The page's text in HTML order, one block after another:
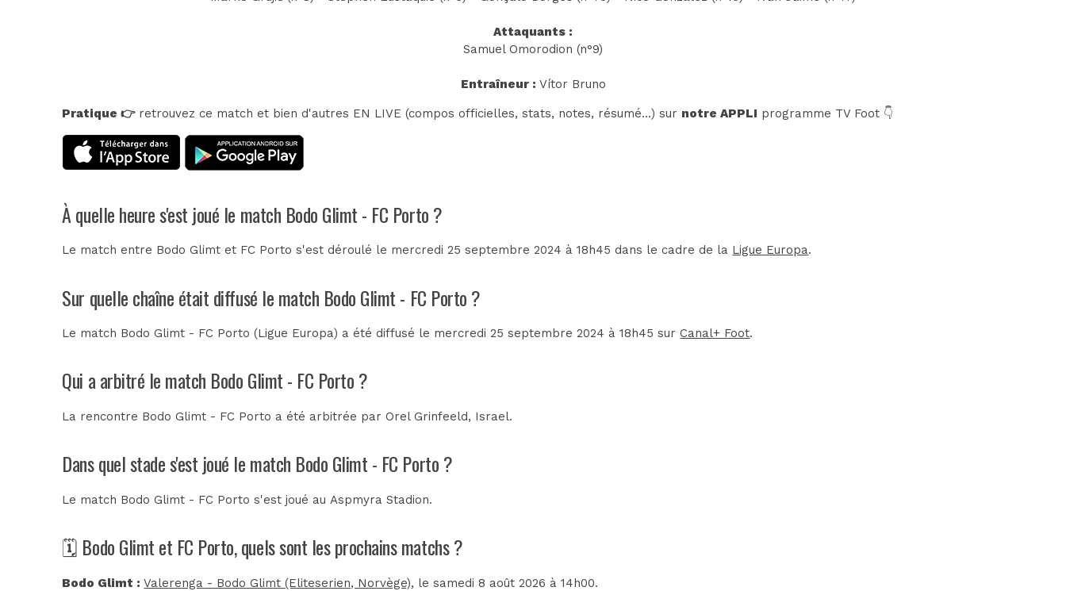
Attaquants :
Samuel Omorodion (n°9)
Entraîneur : Vítor Bruno
Pratique 👉retrouvez ce match et bien d'autres EN LIVE (compos officielles, stats, notes, résumé...) sur notre APPLI programme TV Foot 👇
À quelle heure s'est joué le match Bodo Glimt - FC Porto ?
Le match entre Bodo Glimt et FC Porto s'est déroulé le mercredi 25 septembre 2024 à 18h45 dans le cadre de la Ligue Europa.
Sur quelle chaîne était diffusé le match Bodo Glimt - FC Porto ?
Le match Bodo Glimt - FC Porto (Ligue Europa) a été diffusé le mercredi 25 septembre 2024 à 18h45 surCanal+ Foot.
Qui a arbitré le match Bodo Glimt - FC Porto ?
La rencontre Bodo Glimt - FC Porto a été arbitrée parOrel Grinfeeld, Israel.
Dans quel stade s'est joué le match Bodo Glimt - FC Porto ?
Le match Bodo Glimt - FC Porto s'est joué auAspmyra Stadion.
🗓️ Bodo Glimt et FC Porto, quels sont les prochains matchs ?
Bodo Glimt : Valerenga - Bodo Glimt (Eliteserien, Norvège), le samedi 8 août 2026 à 14h00.